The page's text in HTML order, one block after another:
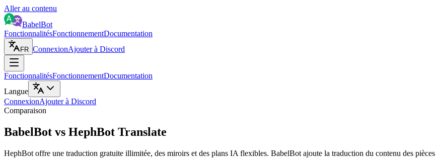
Aller au contenu
BabelBot
FonctionnalitésFonctionnementDocumentation
FR ConnexionAjouter à Discord
FonctionnalitésFonctionnementDocumentation
Langue
ConnexionAjouter à Discord
Comparaison
BabelBot vs HephBot Translate
HephBot offre une traduction gratuite illimitée, des miroirs et des plans IA flexibles. BabelBot ajoute la traduction du contenu des